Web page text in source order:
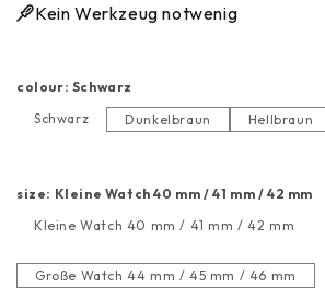
Kein Werkzeug notwenig
colour: Schwarz
Schwarz
Schwarz Dunkelbraun
Dunkelbraun Hellbraun
Hellbraun
size: Kleine Watch 40 mm / 41 mm / 42 mm
Kleine Watch 40 mm / 41 mm / 42 mm
Kleine Watch 40 mm / 41 mm / 42 mm
Große Watch 44 mm / 45 mm / 46 mm
Große Watch 44 mm / 45 mm / 46 mm